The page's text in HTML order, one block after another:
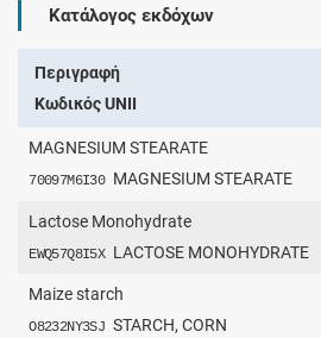
Κατάλογος εκδόχων
Περιγραφή
Κωδικός UNII
MAGNESIUM STEARATE
70097M6I30 MAGNESIUM STEARATE
Lactose Monohydrate
EWQ57Q8I5X LACTOSE MONOHYDRATE
Maize starch
O8232NY3SJ STARCH, CORN